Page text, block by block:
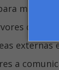
muros,
que
externas
a